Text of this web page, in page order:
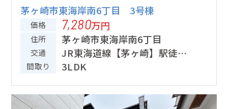
茅ヶ崎市東海岸南6丁目 3号棟
価格 7,280万円
住所 茅ヶ崎市東海岸南6丁目
交通
JR東海道線【茅ヶ崎】駅徒歩
23分
間取り 3LDK